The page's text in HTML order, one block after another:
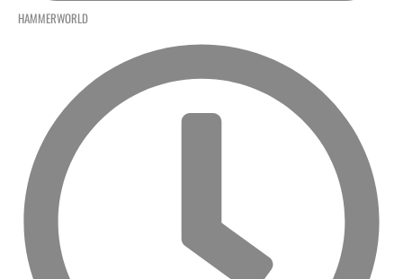
HAMMERWORLD